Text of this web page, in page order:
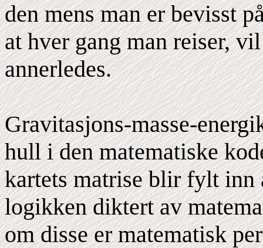
den mens man er bevisst
at hver gang man reiser,
annerledes.
Gravitasjons-masse-
hull i den matematiske
kartets matrise blir fylt inn
logikken diktert av
om disse er matematisk